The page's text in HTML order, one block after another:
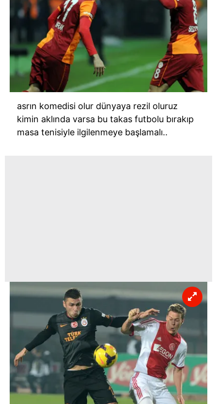
asrın komedisi olur dünyaya rezil oluruz
kimin aklında varsa bu takas futbolu bırakıp
masa tenisiyle ilgilenmeye başlamalı..